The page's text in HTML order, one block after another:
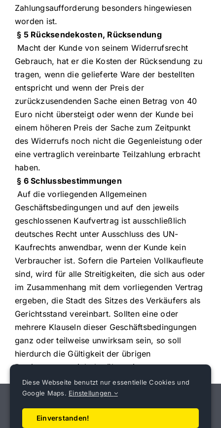
Zahlungsaufforderung besonders hingewiesen
worden ist.
§ 5 Rücksendekosten, Rücksendung
Macht der Kunde von seinem Widerrufsrecht
Gebrauch, hat er die Kosten der Rücksendung zu
tragen, wenn die gelieferte Ware der bestellten
entspricht und wenn der Preis der
zurückzusendenden Sache einen Betrag von 40
Euro nicht übersteigt oder wenn der Kunde bei
einem höheren Preis der Sache zum Zeitpunkt
des Widerrufs noch nicht die Gegenleistung oder
eine vertraglich vereinbarte Teilzahlung erbracht
haben.
§ 6 Schlussbestimmungen
Auf die vorliegenden Allgemeinen
Geschäftsbedingungen und auf den jeweils
geschlossenen Kaufvertrag ist ausschließlich
deutsches Recht unter Ausschluss des UN-
Kaufrechts anwendbar, wenn der Kunde kein
Verbraucher ist. Sofern die Parteien Vollkaufleute
sind, wird für alle Streitigkeiten, die sich aus oder
im Zusammenhang mit dem vorliegenden Vertrag
ergeben, die Stadt des Sitzes des Verkäufers als
Gerichtsstand vereinbart. Sollten eine oder
mehrere Klauseln dieser Geschäftsbedingungen
ganz oder teilweise unwirksam sein, so soll
hierdurch die Gültigkeit der übrigen
Bestimmungen nicht berührt sein.
Diese Webseite benutzt nur essentielle Cookies und
Google Maps. Einstellungen
Einverstanden!